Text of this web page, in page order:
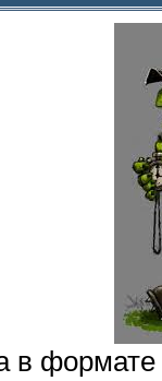
в формате